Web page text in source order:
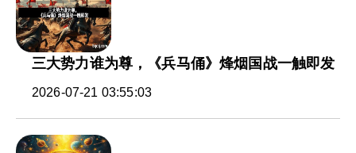
三大势力谁为尊，《兵马俑》烽烟国战一触即发
2026-07-21 03:55:03